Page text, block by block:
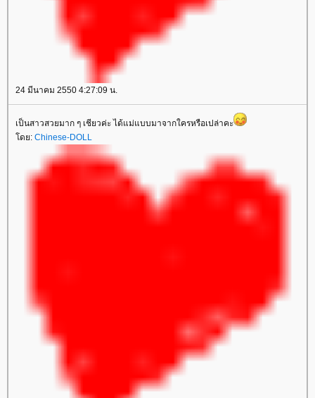
24 มีนาคม 2550 4:27:09 น.
เป็นสาวสวยมาก ๆ เชียวค่ะ ได้แม่แบบมาจากใครหรือเปล่าคะ
ดย: Chinese-DOLL